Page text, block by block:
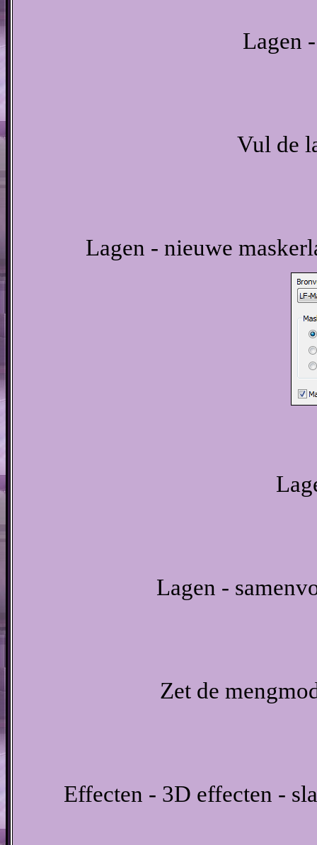
Lagen
Vul de
Lagen - nieuwe
Lagen -
Zet de
Effecten - 3D effecten -